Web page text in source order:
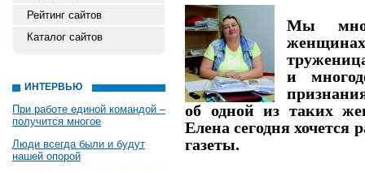
Рейтинг сайтов
Каталог сайтов
ИНТЕРВЬЮ
При работе единой командой –
получится многое
Люди всегда были и будут
нашей опорой
Мы
и
об одной из таких
Елена сегодня хочется
газеты.